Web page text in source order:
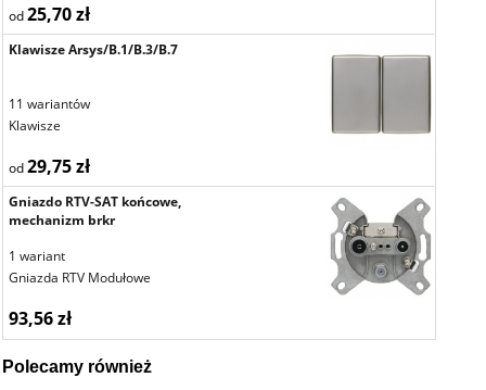
od25,70 zł
Klawisze Arsys/B.1/B.3/B.7
11 wariantów
Klawisze
od29,75 zł
Gniazdo RTV-SAT końcowe,
mechanizm brkr
1 wariant
Gniazda RTV Modułowe
93,56 zł
Polecamy również